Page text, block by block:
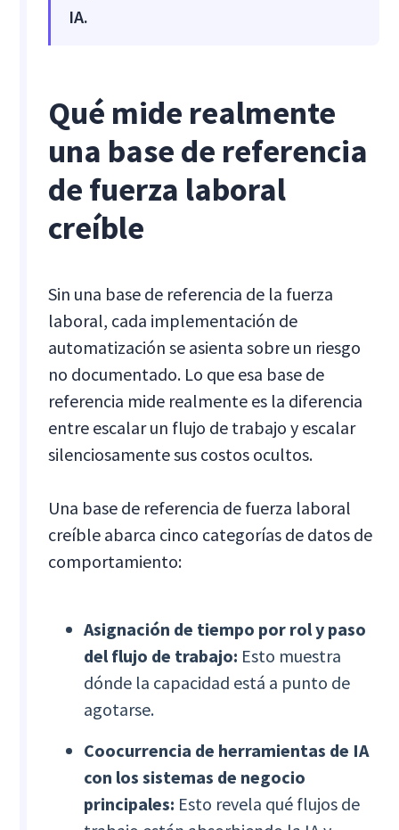
IA.
Qué mide realmente
una base de referencia
de fuerza laboral
creíble
Sin una base de referencia de la fuerza
laboral, cada implementación de
automatización se asienta sobre un riesgo
no documentado. Lo que esa base de
referencia mide realmente es la diferencia
entre escalar un flujo de trabajo y escalar
silenciosamente sus costos ocultos.
Una base de referencia de fuerza laboral
creíble abarca cinco categorías de datos de
comportamiento:
Asignación de tiempo por rol y paso
del flujo de trabajo: Esto muestra
dónde la capacidad está a punto de
agotarse.
Coocurrencia de herramientas de IA
con los sistemas de negocio
principales: Esto revela qué flujos de